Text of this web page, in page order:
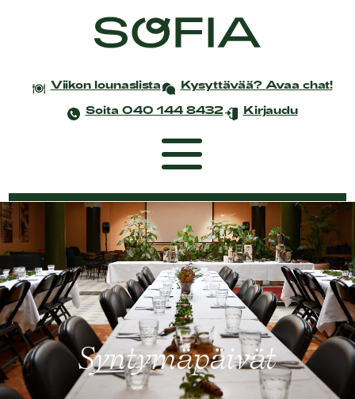
Viikon lounaslista
Kysyttävää? Avaa chat!
Soita 040 144 8432
Kirjaudu
Etusivu
Coworking
Tapahtumat ja kokoukset
Yksityistilaisuudet
Juhlat
Sofian ravintolat
Syntymäpäivät